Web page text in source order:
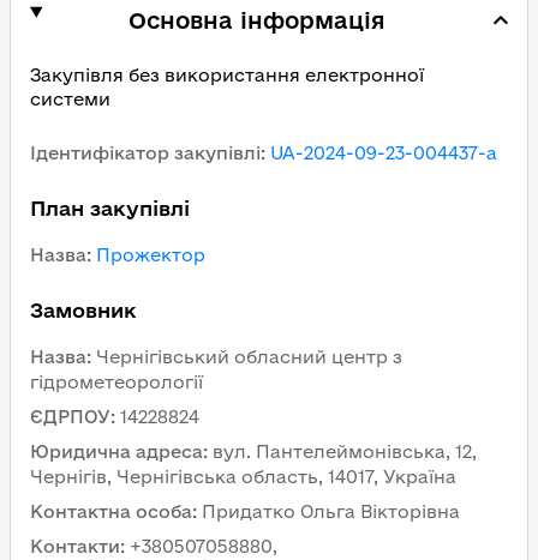
Основна інформація
Закупівля без використання електронної
системи
Ідентифікатор закупівлі: UA-2024-09-23-004437-a
План закупівлі
Назва: Прожектор
Замовник
Назва: Чернігівський обласний центр з
гідрометеорології
ЄДРПОУ: 14228824
Юридична адреса: вул. Пантелеймонівська, 12,
Чернігів, Чернігівська область, 14017, Україна
Контактна особа: Придатко Ольга Вікторівна
Контакти: +380507058880,